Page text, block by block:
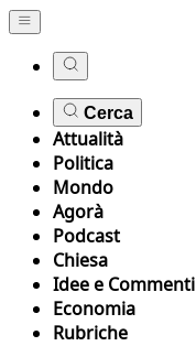
Cerca
Attualità
Politica
Mondo
Agorà
Podcast
Chiesa
Idee e Commenti
Economia
Rubriche